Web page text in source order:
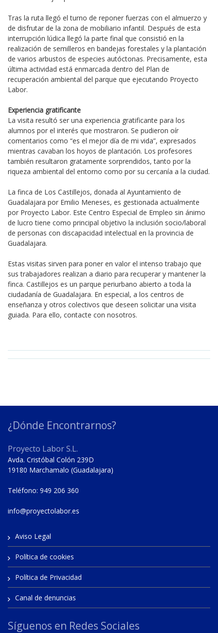
Tras la ruta llegó el turno de reponer fuerzas con el almuerzo y
de disfrutar de la zona de mobiliario infantil. Después de esta
interrupción lúdica llegó la parte final que consistió en la
realización de semilleros en bandejas forestales y la plantación
de varios arbustos de especies autóctonas. Precisamente, esta
última actividad está enmarcada dentro del Plan de
recuperación ambiental del parque que ejecutando Proyecto
Labor.
Experiencia gratificante
La visita resultó ser una experiencia gratificante para los
alumnos por el interés que mostraron. Se pudieron oír
comentarios como “es el mejor día de mi vida”, expresados
mientras cavaban los hoyos de plantación. Los profesores
también resultaron gratamente sorprendidos, tanto por la
riqueza ambiental del entorno como por su cercanía a la ciudad.
La finca de Los Castillejos, donada al Ayuntamiento de
Guadalajara por Emilio Meneses, es gestionada actualmente
por Proyecto Labor. Este Centro Especial de Empleo sin ánimo
de lucro tiene como principal objetivo la inclusión socio/laboral
de personas con discapacidad intelectual en la provincia de
Guadalajara.
Estas visitas sirven para poner en valor el intenso trabajo que
sus trabajadores realizan a diario para recuperar y mantener la
finca. Castillejos es un parque periurbano abierto a toda la
ciudadanía de Guadalajara. En especial, a los centros de
enseñanza y otros colectivos que deseen solicitar una visita
guiada. Para ello, contacte con nosotros.
¿Dónde Encontrarnos?
Proyecto Labor S.L.
Avda. Cristóbal Colón 239D
19180 Marchamalo (Guadalajara)
Teléfono: 949 206 360
info@proyectolabor.es
Aviso Legal
Política de cookies
Política de Privacidad
Canal de denuncias
Síguenos en Redes Sociales